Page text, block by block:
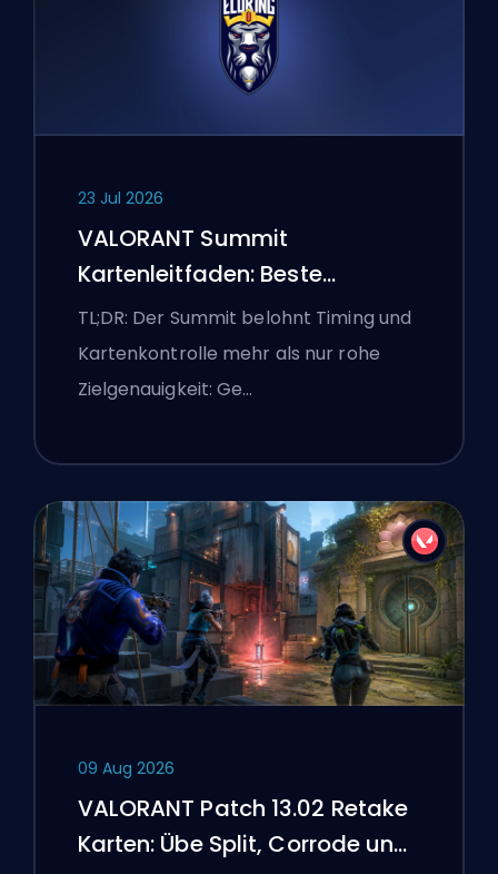
23 Jul 2026
VALORANT Summit
Kartenleitfaden: Beste
Agenten, Callouts und
Smokes
TL;DR: Der Summit belohnt Timing und
Kartenkontrolle mehr als nur rohe
Zielgenauigkeit: Ge…
09 Aug 2026
VALORANT Patch 13.02 Retake
Karten: Übe Split, Corrode und